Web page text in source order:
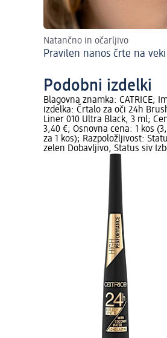
Natančno in očarljivo
Pravilen nanos črte na veki
Podobni izdelki
Blagovna znamka: CATRICE;
izdelka: Črtalo za oči 24h
Liner 010 Ultra Black, 3 ml;
3,40 €; Osnovna cena: 1 kos
za 1 kos); Razpoložljivost:
zelen Dobavljivo, Status siv